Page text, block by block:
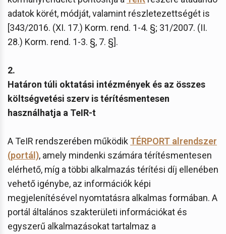
adatok körét, módját, valamint részletezettségét is
[343/2016. (XI. 17.) Korm. rend. 1-4. §; 31/2007. (II.
28.) Korm. rend. 1-3. §, 7. §].
2.
Határon túli oktatási intézmények és az összes
költségvetési szerv is térítésmentesen
használhatja a TeIR-t
A TeIR rendszerében működik TÉRPORT alrendszer
(portál), amely mindenki számára térítésmentesen
elérhető, míg a többi alkalmazás térítési díj ellenében
vehető igénybe, az információk képi
megjelenítésével nyomtatásra alkalmas formában. A
portál általános szakterületi információkat és
egyszerű alkalmazásokat tartalmaz a